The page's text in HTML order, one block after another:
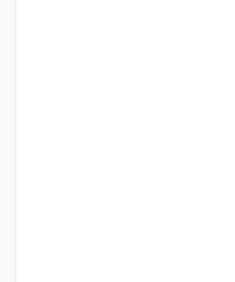
خبرنامه ما عضو شوید